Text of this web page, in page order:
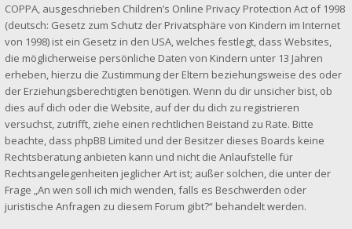
COPPA, ausgeschrieben Children’s Online Privacy Protection Act of 1998
(deutsch: Gesetz zum Schutz der Privatsphäre von Kindern im Internet
von 1998) ist ein Gesetz in den USA, welches festlegt, dass Websites,
die möglicherweise persönliche Daten von Kindern unter 13 Jahren
erheben, hierzu die Zustimmung der Eltern beziehungsweise des oder
der Erziehungsberechtigten benötigen. Wenn du dir unsicher bist, ob
dies auf dich oder die Website, auf der du dich zu registrieren
versuchst, zutrifft, ziehe einen rechtlichen Beistand zu Rate. Bitte
beachte, dass phpBB Limited und der Besitzer dieses Boards keine
Rechtsberatung anbieten kann und nicht die Anlaufstelle für
Rechtsangelegenheiten jeglicher Art ist; außer solchen, die unter der
Frage „An wen soll ich mich wenden, falls es Beschwerden oder
juristische Anfragen zu diesem Forum gibt?“ behandelt werden.